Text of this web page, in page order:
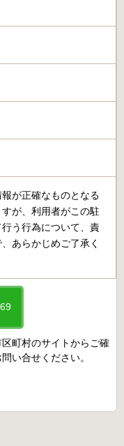
が正確なものとなる
が、利用者がこの駐
う行為について、責
あらかじめご了承く
町村のサイトからご確
い合せください。